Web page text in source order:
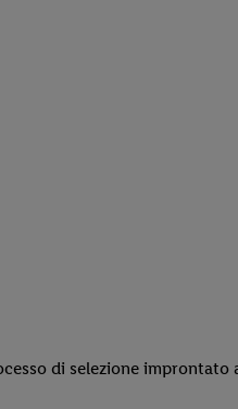
di selezione